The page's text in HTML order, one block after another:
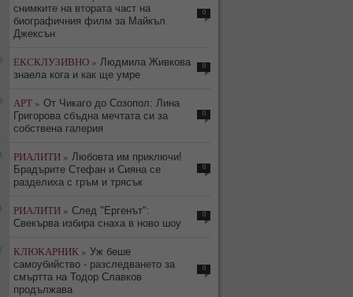
снимките на втората част на
биографичния филм за Майкъл
Джексън
0
ЕКСКЛУЗИВНО » Людмила Живкова
знаела кога и как ще умре
0
АРТ » От Чикаго до Созопол: Лина
Григорова сбъдна мечтата си за
собствена галерия
0
РИАЛИТИ » Любовта им приключи!
Брадърите Стефан и Сияна се
разделиха с гръм и трясък
0
РИАЛИТИ » След "Ергенът":
Свекърва избира снаха в ново шоу
0
КЛЮКАРНИК » Уж беше
самоубийство - разследването за
смъртта на Тодор Славков
продължава
0